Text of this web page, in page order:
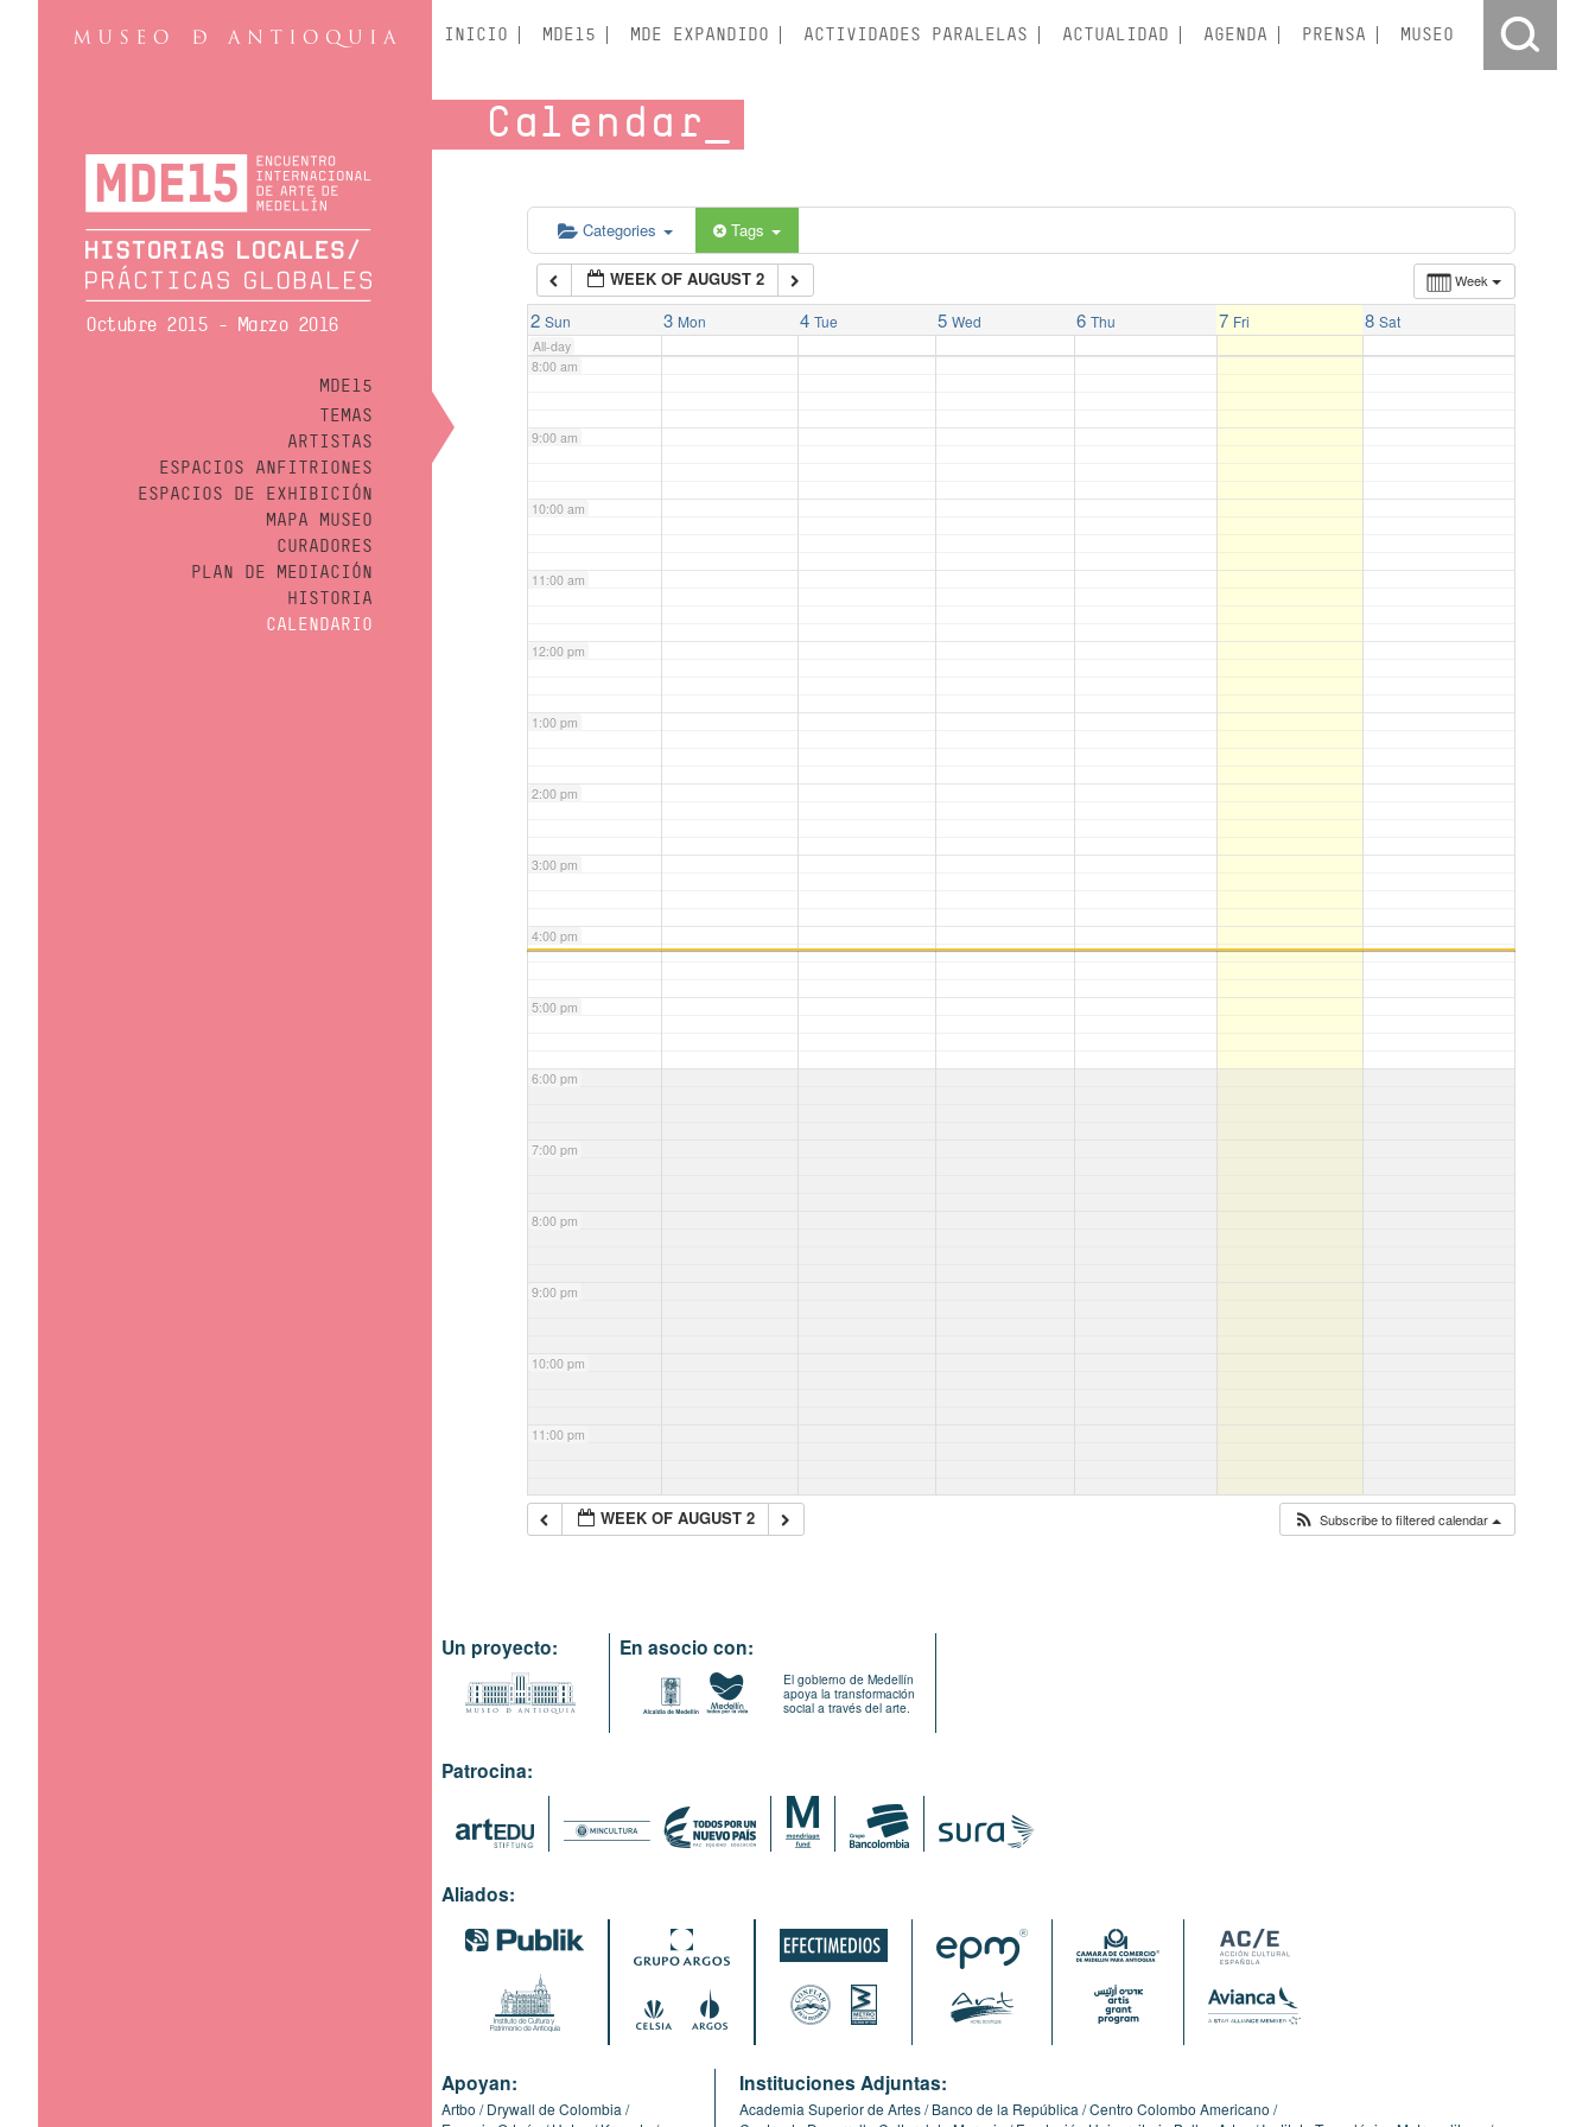
Octubre 2015 - Marzo 2016
MDE15
TEMAS
ARTISTAS
ESPACIOS ANFITRIONES
ESPACIOS DE EXHIBICIÓN
MAPA MUSEO
CURADORES
PLAN DE MEDIACIÓN
HISTORIA
CALENDARIO
INICIO MDE15 MDE EXPANDIDO ACTIVIDADES PARALELAS ACTUALIDAD AGENDA PRENSA MUSEO
Calendar
Categories Tags
Week
WEEK OF AUGUST 2
2 Sun 3 Mon 4 Tue 5 Wed 6 Thu 7 Fri 8 Sat
All-day
5:00 am
6:00 am
7:00 am
8:00 am
9:00 am
10:00 am
11:00 am
12:00 pm
1:00 pm
2:00 pm
3:00 pm
4:00 pm
5:00 pm
6:00 pm
7:00 pm
8:00 pm
9:00 pm
10:00 pm
11:00 pm
WEEK OF AUGUST 2 Subscribe to filtered calendar
Un proyecto: En asocio con:
El gobierno de Medellín
apoya la transformación
social a través del arte.
Patrocina:
Aliados:
Apoyan:
Artbo
Drywall de Colombia
Instituciones Adjuntas:
Academia Superior de Artes Banco de la República Centro Colombo Americano